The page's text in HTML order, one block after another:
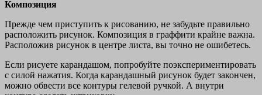
Композиция
Прежде чем приступить к рисованию, не забудьте правильно
расположить рисунок. Композиция в граффити крайне важна.
Расположив рисунок в центре листа, вы точно не ошибетесь.
Если рисуете карандашом, попробуйте поэкспериментировать
с силой нажатия. Когда карандашный рисунок будет закончен,
можно обвести все контуры гелевой ручкой. А внутри